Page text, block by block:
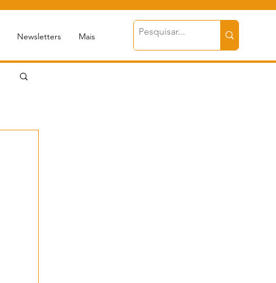
Newsletters Mais